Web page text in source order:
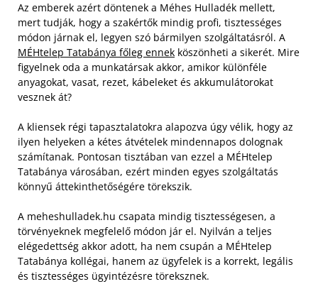
Az emberek azért döntenek a Méhes Hulladék mellett,
mert tudják, hogy a szakértők mindig profi, tisztességes
módon járnak el, legyen szó bármilyen szolgáltatásról. A
MÉHtelep Tatabánya főleg ennek köszönheti a sikerét. Mire
figyelnek oda a munkatársak akkor, amikor különféle
anyagokat, vasat, rezet, kábeleket és akkumulátorokat
vesznek át?
A kliensek régi tapasztalatokra alapozva úgy vélik, hogy az
ilyen helyeken a kétes átvételek mindennapos dolognak
számítanak. Pontosan tisztában van ezzel a MÉHtelep
Tatabánya városában, ezért minden egyes szolgáltatás
könnyű áttekinthetőségére törekszik.
A meheshulladek.hu csapata mindig tisztességesen, a
törvényeknek megfelelő módon jár el. Nyilván a teljes
elégedettség akkor adott, ha nem csupán a MÉHtelep
Tatabánya kollégai, hanem az ügyfelek is a korrekt, legális
és tisztességes ügyintézésre töreksznek.